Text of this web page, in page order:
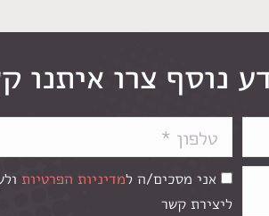
נוסף צרו איתנו
אני מסכים/ה למדיניות הפרטיות
ליצירת קשר